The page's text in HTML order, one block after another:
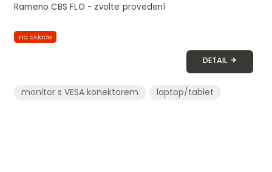
Rameno CBS FLO - zvolte provedení
na sklade
DETAIL
monitor s VESA konektorem laptop/tablet